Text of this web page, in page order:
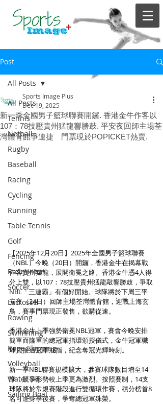
Post
All Posts
Tennis
Netball
Rugby
Baseball
Racing
Cycling
Running
Table Tennis
Golf
Fencing
Badminton
Soccer
Lacrosse
Rowing
Swimming
Rope Skipping
Volleyball
Water Ski
Sailing Boat
All Posts
新一季全國男子籃球聯賽開鑼. 香港金牛作客以
107：78技壓貴州猛龍響勝鼓. 平安夜回師主場荃
灣體育館爭連捷 門票現於POPICKET熱賣.
Sports Image Plus
Dec 19, 2025
【2025年12月20日】2025年全國男子籃球聯賽
（NBL）今晚（20日）開鑼，香港金牛在揭幕戰
作客貴州猛龍，展開衛冕之路。香港金牛憑4人得
分上雙，以107：78技壓貴州猛龍敲響勝鼓，爭取
NBL「三連霸」有個好開始。球隊將於下周三平
安夜（24日）回師主場荃灣體育館，迎戰上海玄
鳥，賽事門票現正發售，欲購從速。
香港金牛上季強勢衛冕NBL冠軍，賽會今晚安排
簡單而隆重的總冠軍指環頒授儀式，金牛冠軍職
球員接過冠軍戒指，紀念奪冠光輝時刻。
新一季NBL聯賽規模擴大，參賽球隊數目增至14
隊，競爭形勢較上季更為激烈。按照賽制，14支
球隊將於常規賽階段進行雙循環作賽，積分榜首8
名可進身季後賽，爭奪總冠軍殊榮。